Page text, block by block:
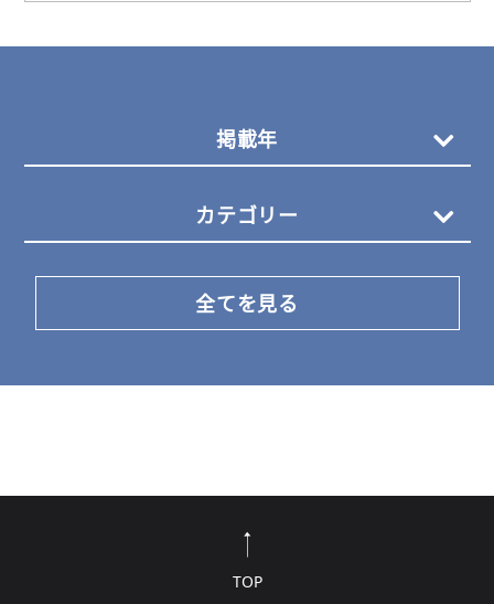
掲載年
カテゴリー
全てを見る
TOP